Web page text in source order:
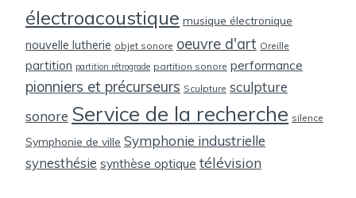
électroacoustique musique électronique
nouvelle lutherie objet sonore oeuvre d'art Oreille
partition partition rétrograde partition sonore performance
pionniers et précurseurs Sculpture sculpture
sonore Service de la recherche silence
Symphonie de ville Symphonie industrielle
synesthésie synthèse optique télévision